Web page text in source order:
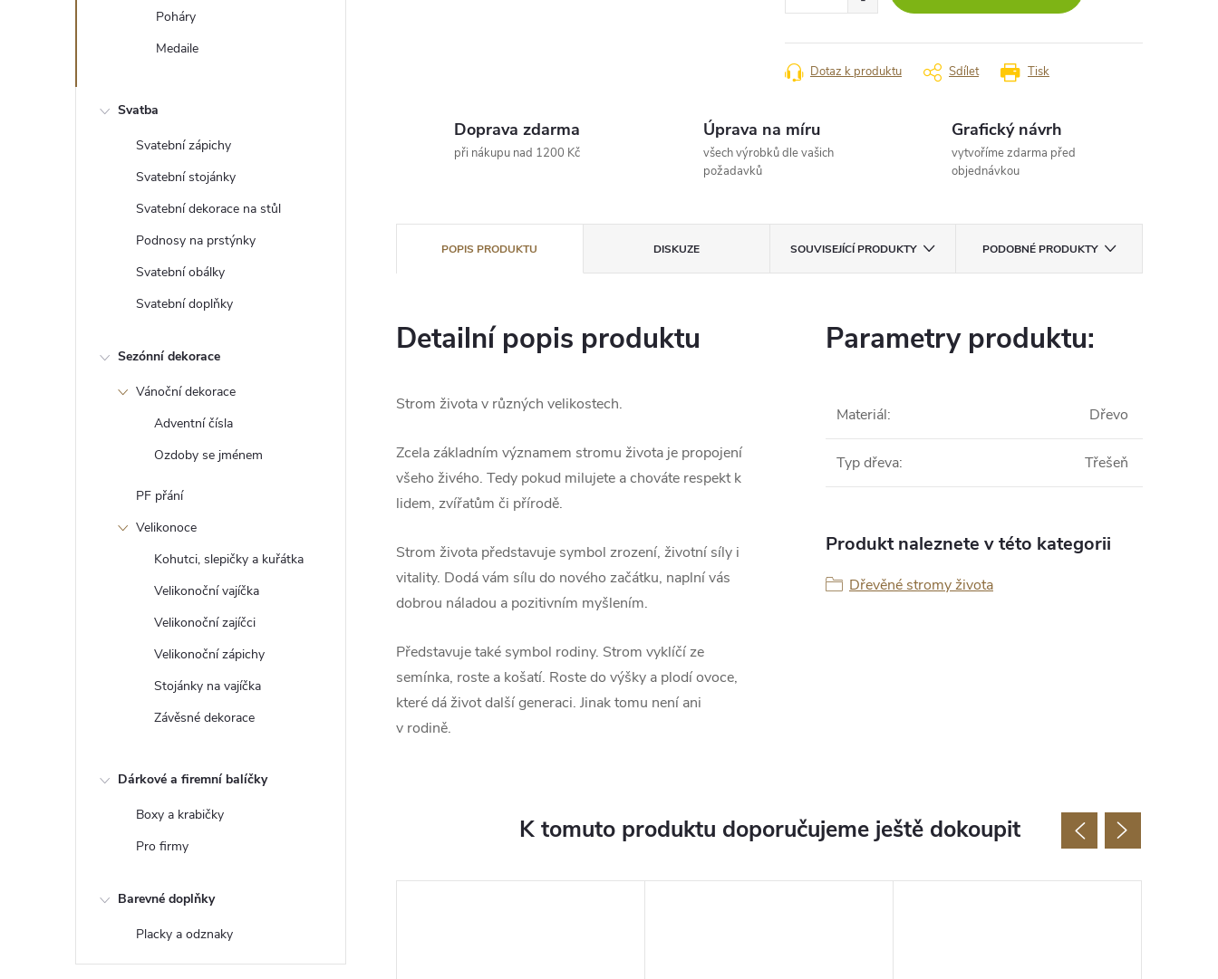
e
Poháry
Medaile
Svatba
Svatební zápichy
Svatební stojánky
Svatební dekorace na stůl
Podnosy na prstýnky
Svatební obálky
Svatební doplňky
Sezónní dekorace
Vánoční dekorace
Adventní čísla
Ozdoby se jménem
PF přání
Velikonoce
Kohutci, slepičky a kuřátka
Velikonoční vajíčka
Velikonoční zajíčci
Velikonoční zápichy
Stojánky na vajíčka
Závěsné dekorace
Dárkové a firemní balíčky
Boxy a krabičky
Pro firmy
Barevné doplňky
Placky a odznaky
Tisk
Dotaz k produktu Sdílet
Doprava zdarma
při nákupu nad 1200 Kč
Úprava na míru
všech výrobků dle vašich
požadavků
Grafický návrh
vytvoříme zdarma před
objednávkou
POPIS PRODUKTU DISKUZE SOUVISEJÍCÍ PRODUKTY PODOBNÉ PRODUKTY
Detailní popis produktu
Strom života v různých velikostech.
Zcela základním významem stromu života je propojení
všeho živého. Tedy pokud milujete a chováte respekt k
lidem, zvířatům či přírodě.
Strom života představuje symbol zrození, životní síly i
vitality. Dodá vám sílu do nového začátku, naplní vás
dobrou náladou a pozitivním myšlením.
Představuje také symbol rodiny. Strom vyklíčí ze
semínka, roste a košatí. Roste do výšky a plodí ovoce,
které dá život další generaci. Jinak tomu není ani
v rodině.
Parametry produktu:
Materiál: Dřevo
Typ dřeva: Třešeň
Produkt naleznete v této kategorii
Dřevěné stromy života
K tomuto produktu doporučujeme ještě dokoupit